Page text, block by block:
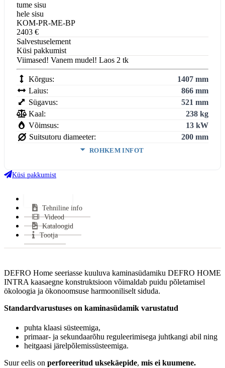
tume sisu
hele sisu
KOM-PR-ME-BP
2403 €
Salvestuselement
Küsi pakkumist
Viimased! Vanem mudel! Laos 2 tk
Kõrgus:
1407 mm
Laius:
866 mm
Sügavus:
521 mm
Kaal:
238 kg
Võimsus:
13 kW
Suitsutoru diameeter:
200 mm
ROHKEM INFOT
Ukse laius:
Köetav pind:
Kasutegur:
Keskmine suitsugaaside temperatuur:
Miinimum tõmme:
CO tase (13% O2):
Halu pikkus:
680 mm
Klaasi kuju:
Küljeklaasiga
Uks avaneb:
Materjal:
Vastab normidele:
Garantii:
5 aastat
Energiaklass:
VÄHEM INFOT
Küsi pakkumist
Tehniline info
Videod
Kataloogid
Tootja
DEFRO Home seeriasse kuuluva kaminasüdamiku DEFRO HOME
INTRA kaasaegne konstruktsioon võimaldab puidu põletamisel
ökoloogia ja ökonoomsuse harmooniliselt siduda.
Standardvarustuses on kaminasüdamik varustatud
puhta klaasi süsteemiga,
primaar- ja sekundaarõhu reguleerimisega juhtkangi abil ning
heitgaasi järelpõlemissüsteemiga.
Suur eelis on perforeeritud uksekäepide, mis ei kuumene.